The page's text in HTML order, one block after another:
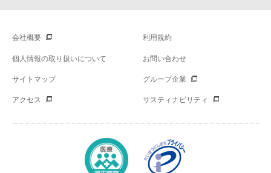
会社概要 利用規約
個人情報の取り扱いについて お問い合わせ
サイトマップ グループ企業
アクセス サスティナビリティ